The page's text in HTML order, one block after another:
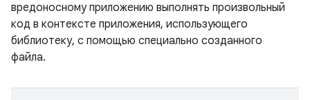
вредоносному приложению выполнять произвольный
код в контексте приложения, использующего
библиотеку, с помощью специально созданного
файла.